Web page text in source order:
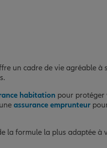
un cadre de vie agréable à
habitation pour protéger
assurance emprunteur
la formule la plus adaptée à